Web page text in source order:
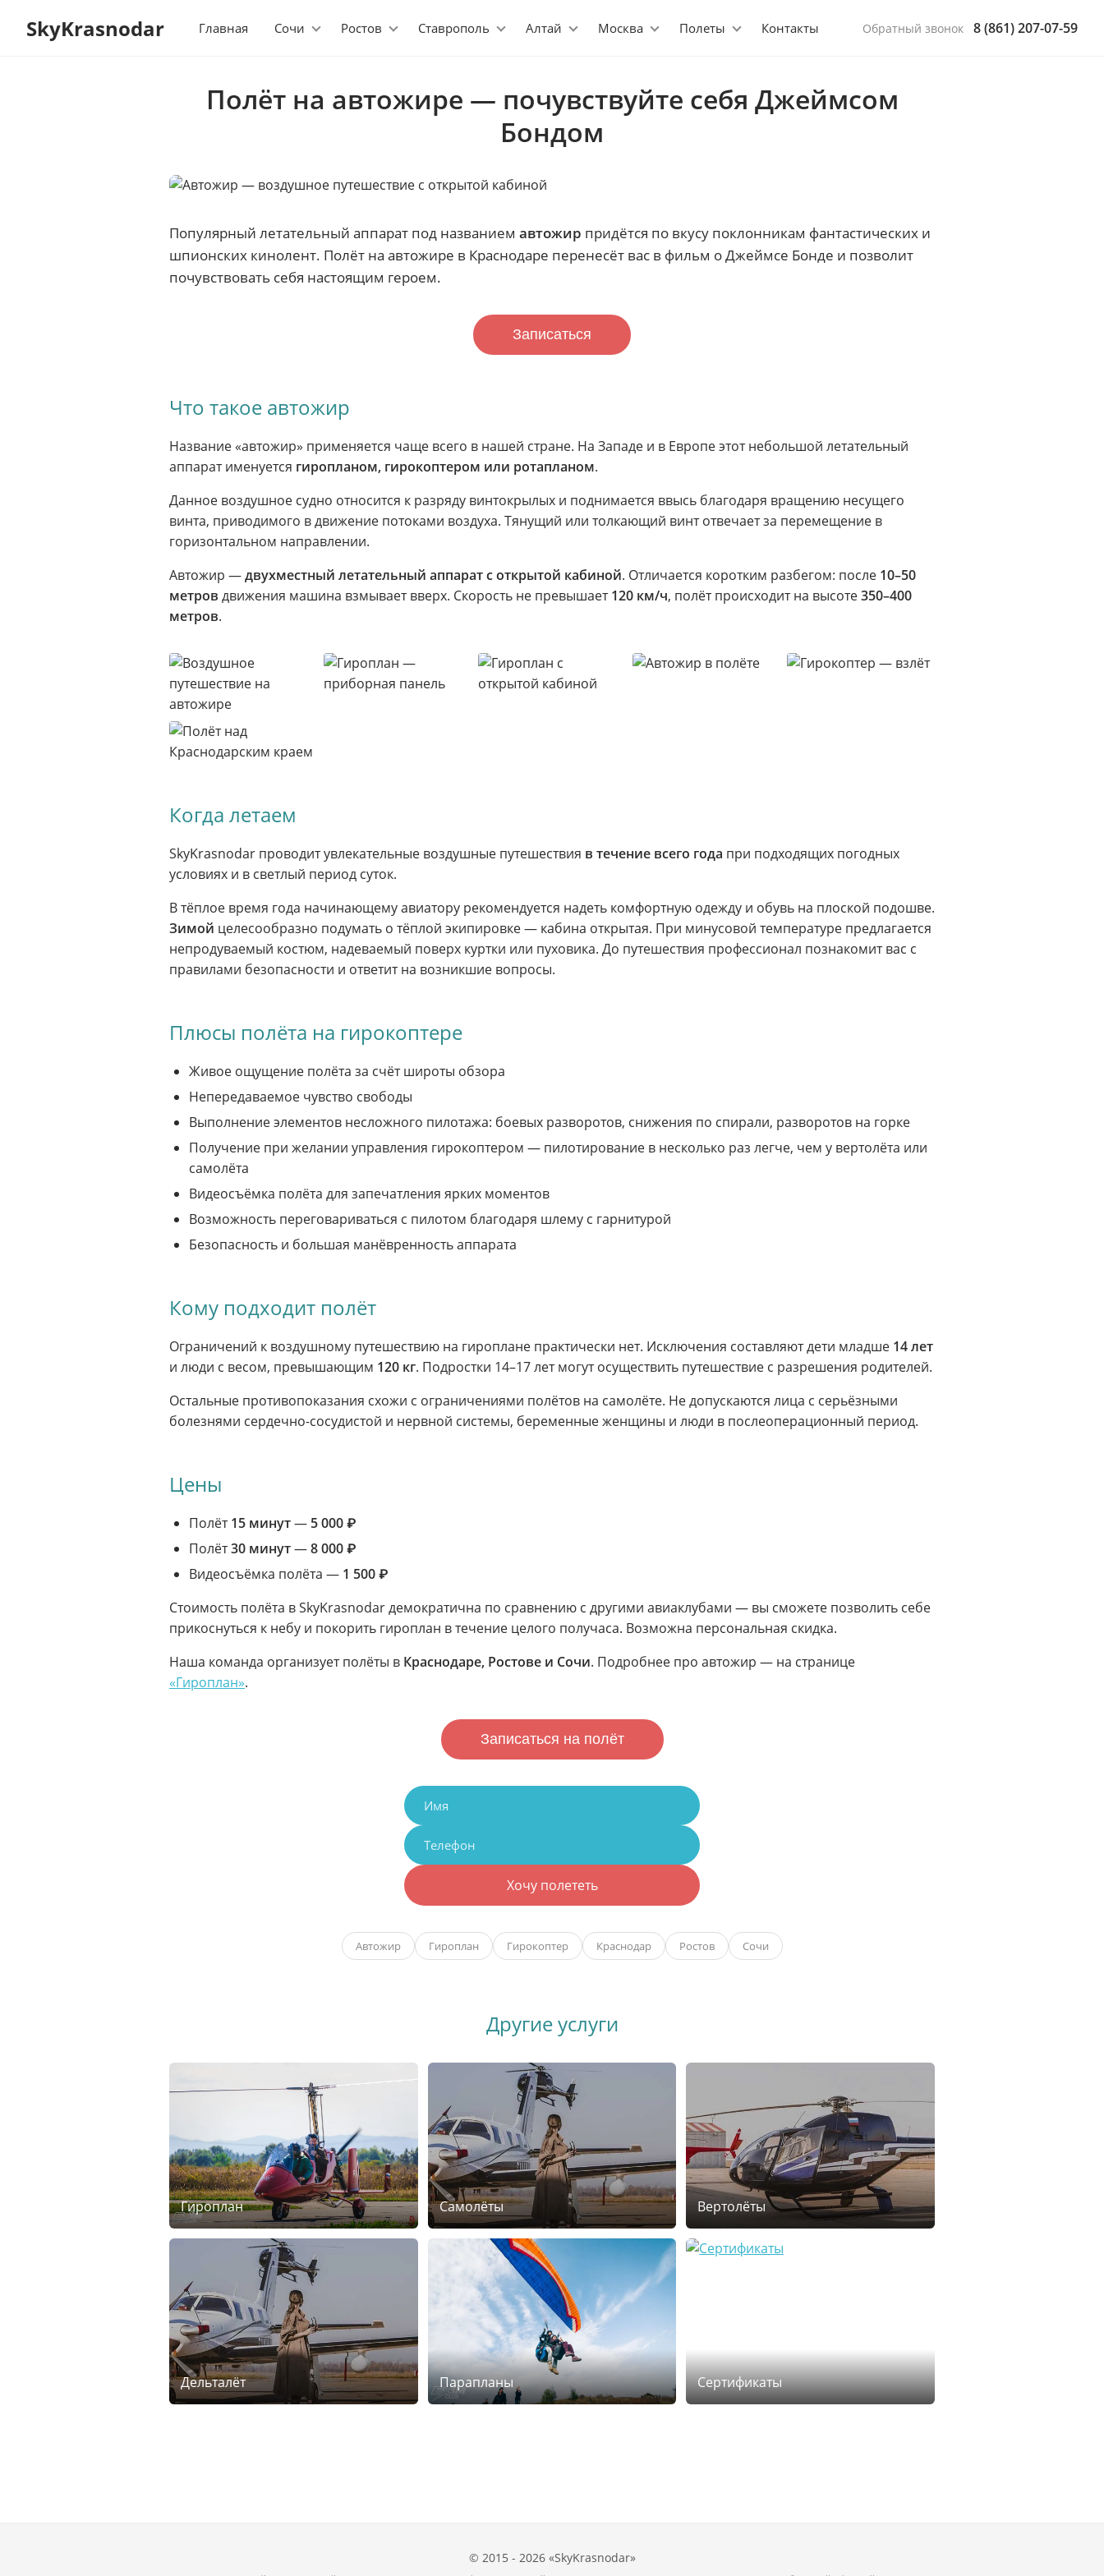
SkyKrasnodar Главная Сочи Ростов Ставрополь Алтай Москва Полеты Контакты Обратный звонок 8 (861) 207-07-59
Полёт на автожире — почувствуйте себя Джеймсом
Бондом
Популярный летательный аппарат под названием автожир придётся по вкусу поклонникам фантастических и
шпионских кинолент. Полёт на автожире в Краснодаре перенесёт вас в фильм о Джеймсе Бонде и позволит
почувствовать себя настоящим героем.
Записаться
Что такое автожир
Название «автожир» применяется чаще всего в нашей стране. На Западе и в Европе этот небольшой летательный
аппарат именуется гиропланом, гирокоптером или ротапланом.
Данное воздушное судно относится к разряду винтокрылых и поднимается ввысь благодаря вращению несущего
винта, приводимого в движение потоками воздуха. Тянущий или толкающий винт отвечает за перемещение в
горизонтальном направлении.
Автожир —двухместный летательный аппарат с открытой кабиной. Отличается коротким разбегом: после 10–50
метров движения машина взмывает вверх. Скорость не превышает120 км/ч, полёт происходит на высоте350–400
метров.
Когда летаем
SkyKrasnodar проводит увлекательные воздушные путешествия в течение всего года при подходящих погодных
условиях и в светлый период суток.
В тёплое время года начинающему авиатору рекомендуется надеть комфортную одежду и обувь на плоской подошве.
Зимой целесообразно подумать о тёплой экипировке — кабина открытая. При минусовой температуре предлагается
непродуваемый костюм, надеваемый поверх куртки или пуховика. До путешествия профессионал познакомит вас с
правилами безопасности и ответит на возникшие вопросы.
Плюсы полёта на гирокоптере
Живое ощущение полёта за счёт широты обзора
Непередаваемое чувство свободы
Выполнение элементов несложного пилотажа: боевых разворотов, снижения по спирали, разворотов на горке
Получение при желании управления гирокоптером — пилотирование в несколько раз легче, чем у вертолёта или
самолёта
Видеосъёмка полёта для запечатления ярких моментов
Возможность переговариваться с пилотом благодаря шлему с гарнитурой
Безопасность и большая манёвренность аппарата
Кому подходит полёт
Ограничений к воздушному путешествию на гироплане практически нет. Исключения составляют дети младше 14 лет
и люди с весом, превышающим 120 кг. Подростки 14–17 лет могут осуществить путешествие с разрешения родителей.
Остальные противопоказания схожи с ограничениями полётов на самолёте. Не допускаются лица с серьёзными
болезнями сердечно-сосудистой и нервной системы, беременные женщины и люди в послеоперационный период.
Цены
Полёт15 минут— 5 000 ₽
Полёт30 минут—8 000 ₽
Видеосъёмка полёта — 1 500 ₽
Стоимость полёта в SkyKrasnodar демократична по сравнению с другими авиаклубами — вы сможете позволить себе
прикоснуться к небу и покорить гироплан в течение целого получаса. Возможна персональная скидка.
Наша команда организует полёты в Краснодаре, Ростове и Сочи. Подробнее про автожир — на странице
«Гироплан».
Записаться на полёт
Хочу полететь
Автожир Гироплан Гирокоптер Краснодар Ростов Сочи
Другие услуги
Гироплан Самолёты Вертолёты
Дельталёт Парапланы Сертификаты
© 2015 - 2026 «SkyKrasnodar»